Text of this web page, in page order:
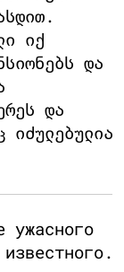
იქ
და
და
იძულებულია
ужасного